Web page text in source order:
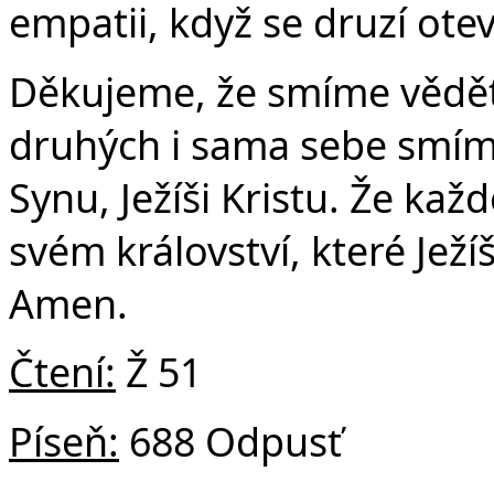
empatii, když se druzí
Děkujeme, že smíme
druhých i sama sebe
Synu, Ježíši Kristu. Že
svém království, které
Amen.
Čtení: Ž 51
Píseň: 688 Odpusť